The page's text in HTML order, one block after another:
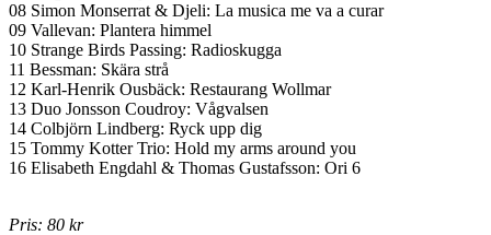
08 Simon Monserrat & Djeli: La musica me va a curar
09 Vallevan: Plantera himmel
10 Strange Birds Passing: Radioskugga
11 Bessman: Skära strå
12 Karl-Henrik Ousbäck: Restaurang Wollmar
13 Duo Jonsson Coudroy: Vågvalsen
14 Colbjörn Lindberg: Ryck upp dig
15 Tommy Kotter Trio: Hold my arms around you
16 Elisabeth Engdahl & Thomas Gustafsson: Ori 6
Pris: 80 kr